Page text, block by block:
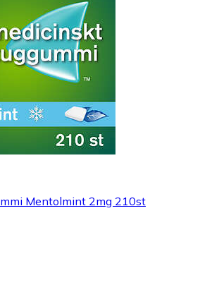
Mentolmint 2mg 210st